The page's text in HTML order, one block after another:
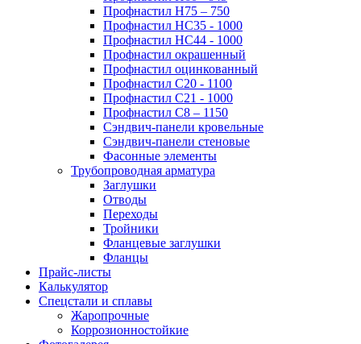
Профнастил Н75 – 750
Профнастил НС35 - 1000
Профнастил НС44 - 1000
Профнастил окрашенный
Профнастил оцинкованный
Профнастил С20 - 1100
Профнастил С21 - 1000
Профнастил С8 – 1150
Сэндвич-панели кровельные
Сэндвич-панели стеновые
Фасонные элементы
Трубопроводная арматура
Заглушки
Отводы
Переходы
Тройники
Фланцевые заглушки
Фланцы
Прайс-листы
Калькулятор
Спецстали и сплавы
Жаропрочные
Коррозионностойкие